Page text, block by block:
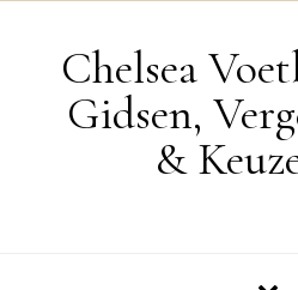
Chelsea
Gidsen,
&